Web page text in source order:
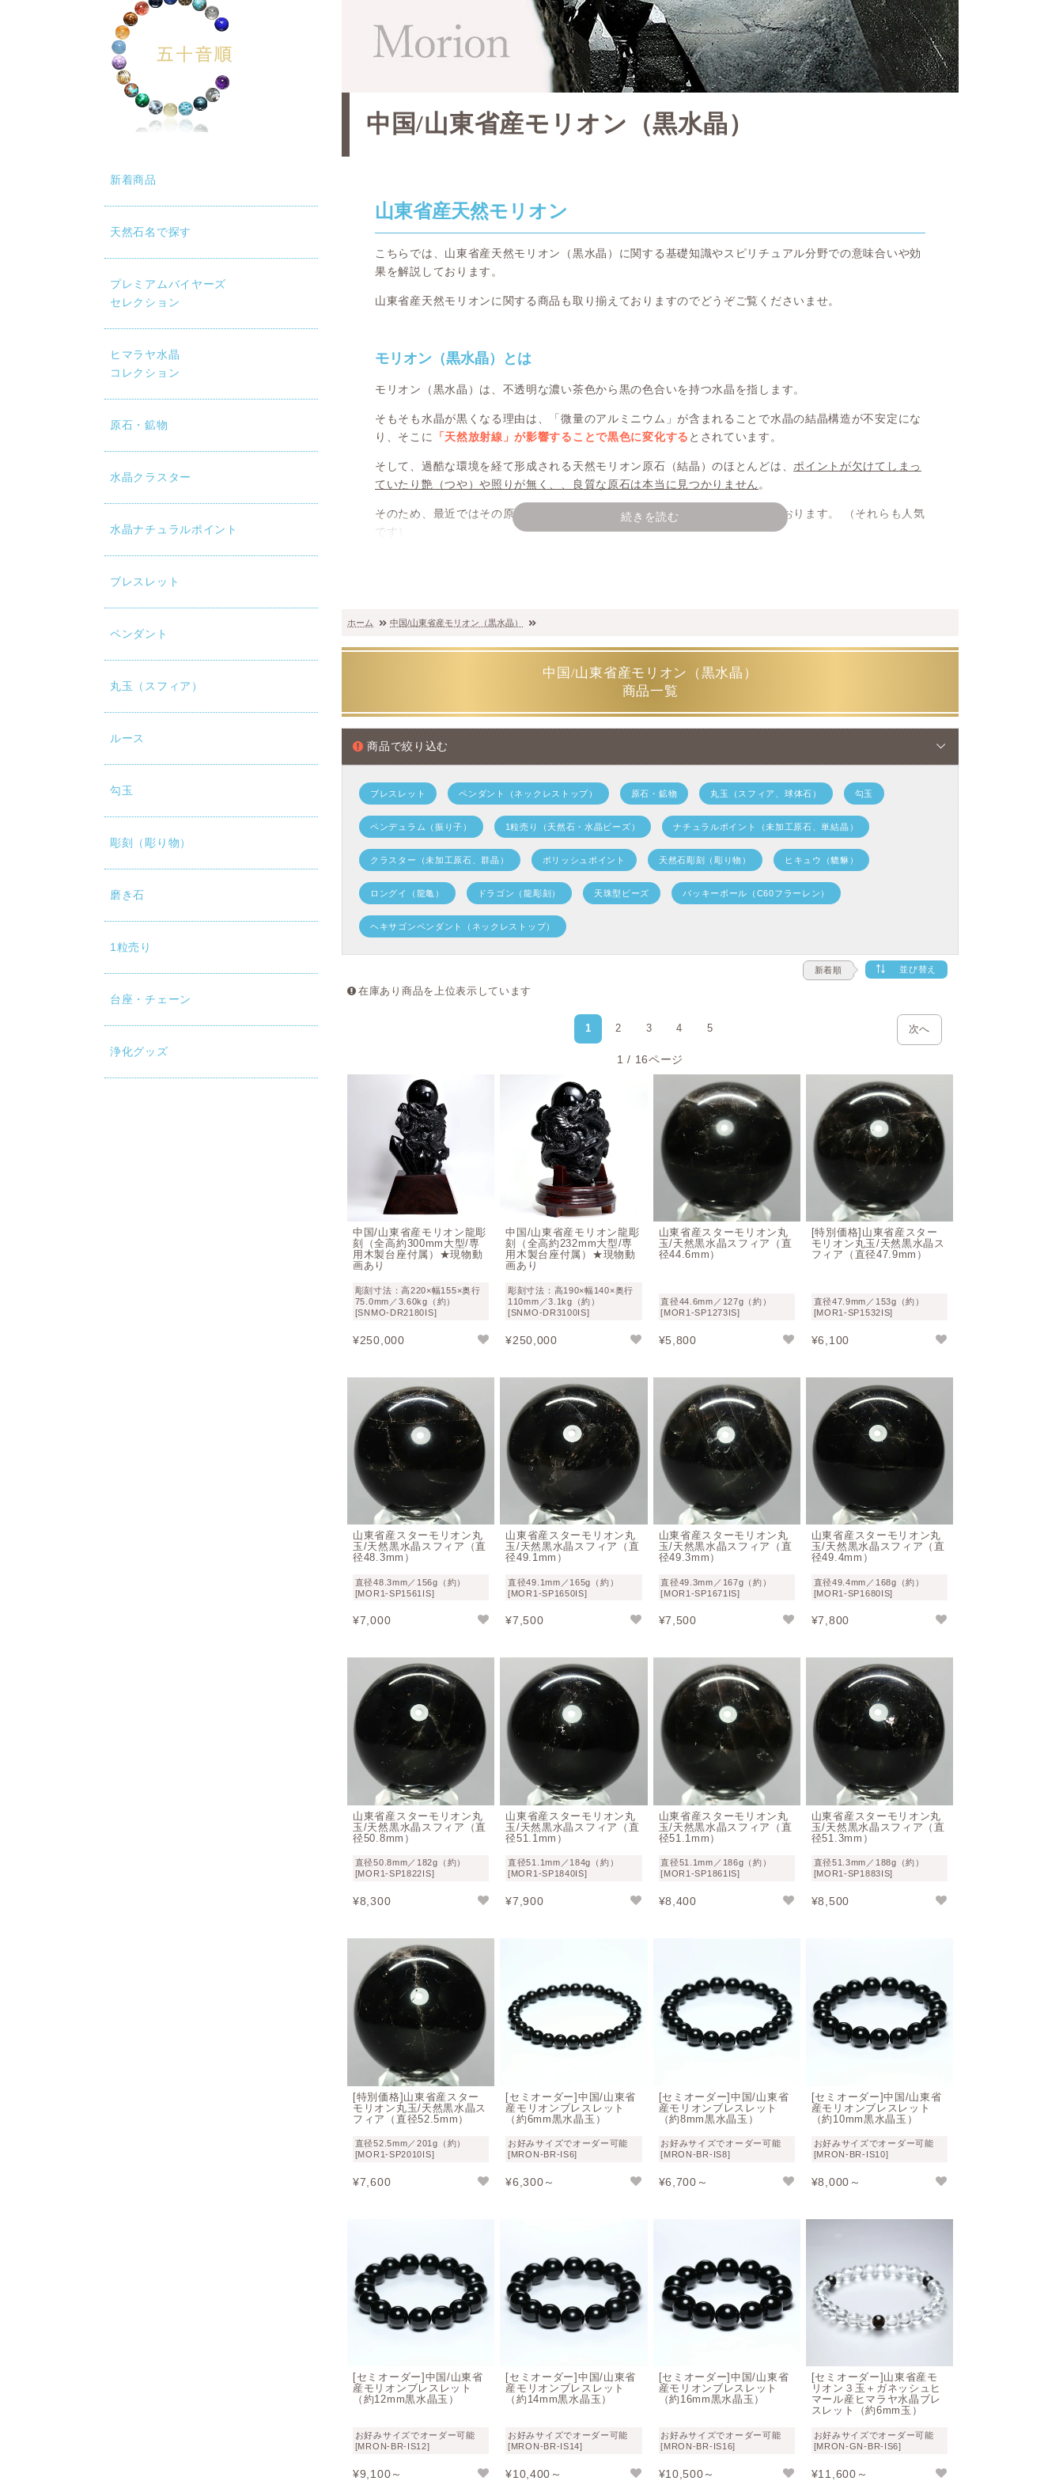
新着商品
天然石名で探す
プレミアムバイヤーズ
セレクション
ヒマラヤ水晶
コレクション
原石・鉱物
水晶クラスター
水晶ナチュラルポイント
ブレスレット
ペンダント
丸玉（スフィア）
ルース
勾玉
彫刻（彫り物）
磨き石
1粒売り
台座・チェーン
浄化グッズ
中国/山東省産モリオン（黒水晶）
山東省産天然モリオン
こちらでは、山東省産天然モリオン（黒水晶）に関する基礎知識やスピリチュアル分野での意味合いや効
果を解説しております。
山東省産天然モリオンに関する商品も取り揃えておりますのでどうぞご覧くださいませ。
続きを読む
モリオン（黒水晶）とは
モリオン（黒水晶）は、不透明な濃い茶色から黒の色合いを持つ水晶を指します。
そもそも水晶が黒くなる理由は、「微量のアルミニウム」が含まれることで水晶の結晶構造が不安定にな
り、そこに
「天然放射線」が影響することで黒色に変化する とされています。
そして、過酷な環境を経て形成される天然モリオン原石（結晶）のほとんどは、 ポイントが欠けてしまっ
ていたり艶（つや）や照りが無く、、良質な原石は本当に見つかりません 。
そのため、最近ではその原石を使って加工したポイントや丸玉が良く流通しております。 （それらも人気
です）
邪気払いや魔除け石として一番初めに辿り着くほど様々な体験談やヒーリングに関するお話をいただくの
ここでは、その中でも大変美しい山東省産で採掘される黒水晶をご紹介しております。
天然モリオンの採掘地は非常に少なく、市場に出回っている天然モリオンの90％以上が中国山東省になる
かと思います。 残り5%はブラジルで、その他はロシアやネパール、パキスタン等でごく僅かに採掘され
る程度です。
理由は、山東省鉱山の地域が “軍事施設の建設” により閉鎖してしまったことで、強制的に採掘ができな
くなってしまったからだそうです。
それでも人気の続くモリオンは結果的に、人為的な放射線処理によって黒くしたモリオンが多く出回って
しまっています。 もちろんご理解の上なら問題ありませんが、天然モリオンと偽って販売している場合
もありますので、これについては注意が必要です。
専門知識があれば産地特有の水晶形状を区別することで、放射線処理によるモリオンなのか天然モリオン
か高精度で判別できますが...。 （因みに人工処理モリオンは比較的に根本が白くなり真っ黒ではない物が
多数）
当店インフォニックで現在ご紹介しているお品は、提携しているモリオン採掘工場のストック品です。 し
今後も世界の天然石の動向を注視し仕入れ努力をして参りますが、良質なモリオンは著しく減少してお
り、数年後には驚くような高額となっている可能性もあります。
山東省産モリオンが今以上に大変貴重なものとなるかもしれませんので、お気に召した際はそういった面
でもお迎えをおすすめします。
山東省産モリオンの意味合いや邪気払い・魔除けの石としての効果
モリオンは元々水晶だったこともあり、魔除け・邪気払いの効果が強いのですが、黒く変化したモリオン
（黒水晶）は、その効果がより強くなると云われており、悪霊を追い祓う魔よけの石として古くから多く
の人々に珍重されてきました。
そのため、不思議な体験談も多数聞かれることでも注目されている天然石です。当店インフォニックの店
頭やネットショップでもモリオンについてのご質問や話題は後を絶ちません。
持ち主に降りかかる、不運や不安というマイナスエネルギーから守ってくれるお守りとして非常に人気が
モリオン（黒水晶）のお手入れと浄化方法
モリオン（黒水晶）はモース硬度7の水晶ですので、強い衝撃を加えなければ基本的には丈夫です。
ただし、モリオンの場合ですと表面に薄っすらと膜が貼っている場合や、細かな結晶が付着している場合
もありますので、日光や流水など状態変化の可能性がある浄化方法は避けたほうが良いでしょう。
セージ燻蒸や音叉といった浄化方法を利用されたほうが、鉱物的維持にはおすすめです。
ホーム 中国/山東省産モリオン（黒水晶）
中国/山東省産モリオン（黒水晶）
商品一覧
商品で絞り込む
ブレスレット ペンダント（ネックレストップ） 原石・鉱物 丸玉（スフィア、球体石） 勾玉
ペンデュラム（振り子） 1粒売り（天然石・水晶ビーズ） ナチュラルポイント（未加工原石、単結晶）
クラスター（未加工原石、群晶） ポリッシュポイント 天然石彫刻（彫り物） ヒキュウ（貔貅）
ロングイ（龍亀） ドラゴン（龍彫刻） 天珠型ビーズ バッキーボール（C60フラーレン）
ヘキサゴンペンダント（ネックレストップ）
新着順 並び替え
在庫あり商品を上位表示しています
1 2 3 4 5 次へ
1 / 16ページ
中国/山東省産モリオン龍彫
刻（全高約300mm大型/専
用木製台座付属）★現物動
画あり
彫刻寸法：高220×幅155×奥行
75.0mm／3.60kg（約）
[SNMO-DR2180IS]
¥250,000
中国/山東省産モリオン龍彫
刻（全高約232mm大型/専
用木製台座付属）★現物動
画あり
彫刻寸法：高190×幅140×奥行
110mm／3.1kg（約）
[SNMO-DR3100IS]
¥250,000
山東省産スターモリオン丸
玉/天然黒水晶スフィア（直
径44.6mm）
直径44.6mm／127g（約）
[MOR1-SP1273IS]
¥5,800
[特別価格]山東省産スター
モリオン丸玉/天然黒水晶ス
フィア（直径47.9mm）
直径47.9mm／153g（約）
[MOR1-SP1532IS]
¥6,100
山東省産スターモリオン丸
玉/天然黒水晶スフィア（直
径48.3mm）
直径48.3mm／156g（約）
[MOR1-SP1561IS]
¥7,000
山東省産スターモリオン丸
玉/天然黒水晶スフィア（直
径49.1mm）
直径49.1mm／165g（約）
[MOR1-SP1650IS]
¥7,500
山東省産スターモリオン丸
玉/天然黒水晶スフィア（直
径49.3mm）
直径49.3mm／167g（約）
[MOR1-SP1671IS]
¥7,500
山東省産スターモリオン丸
玉/天然黒水晶スフィア（直
径49.4mm）
直径49.4mm／168g（約）
[MOR1-SP1680IS]
¥7,800
山東省産スターモリオン丸
玉/天然黒水晶スフィア（直
径50.8mm）
直径50.8mm／182g（約）
[MOR1-SP1822IS]
¥8,300
山東省産スターモリオン丸
玉/天然黒水晶スフィア（直
径51.1mm）
直径51.1mm／184g（約）
[MOR1-SP1840IS]
¥7,900
山東省産スターモリオン丸
玉/天然黒水晶スフィア（直
径51.1mm）
直径51.1mm／186g（約）
[MOR1-SP1861IS]
¥8,400
山東省産スターモリオン丸
玉/天然黒水晶スフィア（直
径51.3mm）
直径51.3mm／188g（約）
[MOR1-SP1883IS]
¥8,500
[特別価格]山東省産スター
モリオン丸玉/天然黒水晶ス
フィア（直径52.5mm）
直径52.5mm／201g（約）
[MOR1-SP2010IS]
¥7,600
[セミオーダー]中国/山東省
産モリオンブレスレット
（約6mm黒水晶玉）
お好みサイズでオーダー可能
[MRON-BR-IS6]
¥6,300～
[セミオーダー]中国/山東省
産モリオンブレスレット
（約8mm黒水晶玉）
お好みサイズでオーダー可能
[MRON-BR-IS8]
¥6,700～
[セミオーダー]中国/山東省
産モリオンブレスレット
（約10mm黒水晶玉）
お好みサイズでオーダー可能
[MRON-BR-IS10]
¥8,000～
[セミオーダー]中国/山東省
産モリオンブレスレット
（約12mm黒水晶玉）
お好みサイズでオーダー可能
[MRON-BR-IS12]
¥9,100～
[セミオーダー]中国/山東省
産モリオンブレスレット
（約14mm黒水晶玉）
お好みサイズでオーダー可能
[MRON-BR-IS14]
¥10,400～
[セミオーダー]中国/山東省
産モリオンブレスレット
（約16mm黒水晶玉）
お好みサイズでオーダー可能
[MRON-BR-IS16]
¥10,500～
[セミオーダー]山東省産モ
リオン３玉＋ガネッシュヒ
マール産ヒマラヤ水晶ブレ
スレット（約6mm玉）
お好みサイズでオーダー可能
[MRON-GN-BR-IS6]
¥11,600～